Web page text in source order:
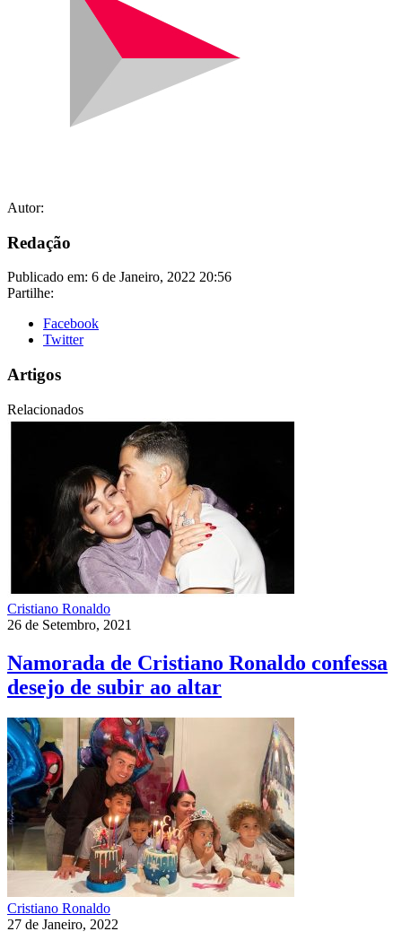
Autor:
Redação
Publicado em: 6 de Janeiro, 2022 20:56
Partilhe:
Facebook
Twitter
Artigos
Relacionados
Cristiano Ronaldo
26 de Setembro, 2021
Namorada de Cristiano Ronaldo confessa
desejo de subir ao altar
Cristiano Ronaldo
27 de Janeiro, 2022